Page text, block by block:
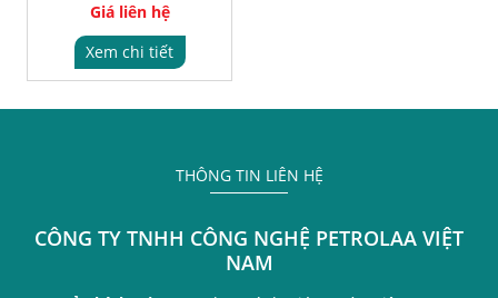
Giá liên hệ
Xem chi tiết
THÔNG TIN LIÊN HỆ
CÔNG TY TNHH CÔNG NGHỆ PETROLAA VIỆT
NAM